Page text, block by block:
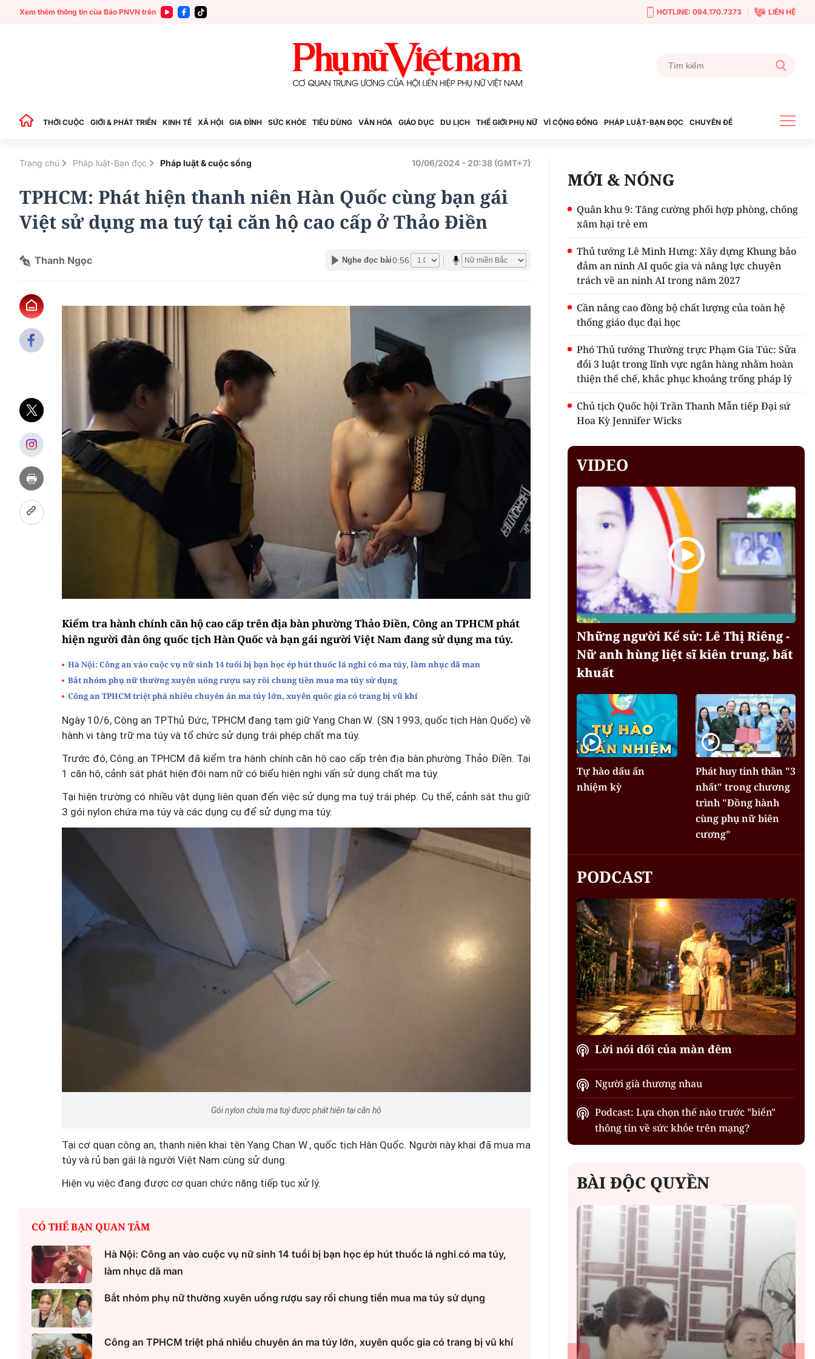
Xem thêm thông tin của Báo PNVN trên HOTLINE: 094.170.7373 LIÊN HỆ
THỜI CUỘC GIỚI & PHÁT TRIỂN KINH TẾ XÃ HỘI GIA ĐÌNH SỨC KHỎE TIÊU DÙNG VĂN HÓA GIÁO DỤC DU LỊCH THẾ GIỚI PHỤ NỮ VÌ CỘNG ĐỒNG PHÁP LUẬT-BẠN ĐỌC CHUYÊN ĐỀ
Trang chủ Pháp luật-Bạn đọc Pháp luật & cuộc sống 10/06/2024 - 20:38 (GMT+7)
TPHCM: Phát hiện thanh niên Hàn Quốc cùng bạn gái
Việt sử dụng ma tuý tại căn hộ cao cấp ở Thảo Điền
Thanh Ngọc Nghe đọc bài0:56
Kiểm tra hành chính căn hộ cao cấp trên địa bàn phường Thảo Điền, Công an TPHCM phát
hiện người đàn ông quốc tịch Hàn Quốc và bạn gái người Việt Nam đang sử dụng ma túy.
Hà Nội: Công an vào cuộc vụ nữ sinh 14 tuổi bị bạn học ép hút thuốc lá nghi có ma túy, làm nhục dã man
Bắt nhóm phụ nữ thường xuyên uống rượu say rồi chung tiền mua ma túy sử dụng
Công an TPHCM triệt phá nhiều chuyên án ma túy lớn, xuyên quốc gia có trang bị vũ khí
Ngày 10/6, Công an TPThủ Đức, TPHCM đang tạm giữ Yang Chan W. (SN 1993, quốc tịch Hàn Quốc) về
hành vi tàng trữ ma túy và tổ chức sử dụng trái phép chất ma túy.
Trước đó, Công an TPHCM đã kiểm tra hành chính căn hộ cao cấp trên địa bàn phường Thảo Điền. Tại
1 căn hộ, cảnh sát phát hiện đôi nam nữ có biểu hiện nghi vấn sử dụng chất ma túy.
Tại hiện trường có nhiều vật dụng liên quan đến việc sử dụng ma tuý trái phép. Cụ thể, cảnh sát thu giữ
3 gói nylon chứa ma túy và các dụng cụ để sử dụng ma túy.
Gói nylon chứa ma tuý được phát hiện tại căn hộ
Tại cơ quan công an, thanh niên khai tên Yang Chan W., quốc tịch Hàn Quốc. Người này khai đã mua ma
túy và rủ bạn gái là người Việt Nam cùng sử dụng.
Hiện vụ việc đang được cơ quan chức năng tiếp tục xử lý.
CÓ THỂ BẠN QUAN TÂM
Hà Nội: Công an vào cuộc vụ nữ sinh 14 tuổi bị bạn học ép hút thuốc lá nghi có ma túy,
làm nhục dã man
Bắt nhóm phụ nữ thường xuyên uống rượu say rồi chung tiền mua ma túy sử dụng
Công an TPHCM triệt phá nhiều chuyên án ma túy lớn, xuyên quốc gia có trang bị vũ khí
MỚI & NÓNG
Quân khu 9: Tăng cường phối hợp phòng, chống
xâm hại trẻ em
Thủ tướng Lê Minh Hưng: Xây dựng Khung bảo
đảm an ninh AI quốc gia và năng lực chuyên
trách về an ninh AI trong năm 2027
Cần nâng cao đồng bộ chất lượng của toàn hệ
thống giáo dục đại học
Phó Thủ tướng Thường trực Phạm Gia Túc: Sửa
đổi 3 luật trong lĩnh vực ngân hàng nhằm hoàn
thiện thể chế, khắc phục khoảng trống pháp lý
Chủ tịch Quốc hội Trần Thanh Mẫn tiếp Đại sứ
Hoa Kỳ Jennifer Wicks
VIDEO
Những người Kể sử: Lê Thị Riêng -
Nữ anh hùng liệt sĩ kiên trung, bất
khuất
Tự hào dấu ấn
nhiệm kỳ
Phát huy tinh thần "3
nhất" trong chương
trình "Đồng hành
cùng phụ nữ biên
cương"
PODCAST
Lời nói dối của màn đêm
Người già thương nhau
Podcast: Lựa chọn thế nào trước "biển"
thông tin về sức khỏe trên mạng?
BÀI ĐỘC QUYỀN